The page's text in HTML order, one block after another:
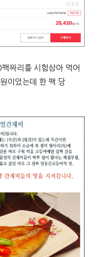
짜리를 시험삼아 먹어
이었는데 한 팩 당